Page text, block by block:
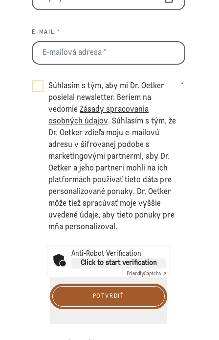
E-MAIL *
Súhlasím s tým, aby mi Dr. Oetker
posielal newsletter. Beriem na
vedomieZásady spracovania
osobných údajov. Súhlasím s tým, že
Dr. Oetker zdieľa moju e-mailovú
adresu v šifrovanej podobe s
marketingovými partnermi, aby Dr.
Oetker a jeho partneri mohli na ich
platformách používať tieto dáta pre
personalizované ponuky. Dr. Oetker
môže tiež spracúvať moje vyššie
uvedené údaje, aby tieto ponuky pre
mňa personalizoval.
*
Anti-Robot Verification
Click to start verification
FriendlyCaptcha ⇗
POTVRDIŤ